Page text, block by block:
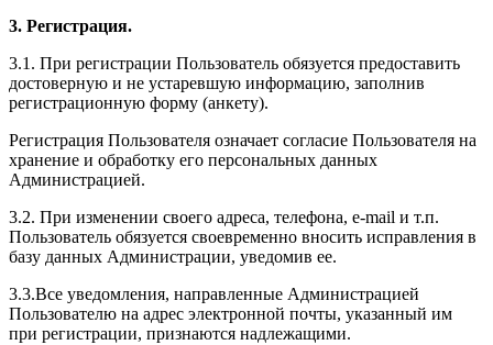
3. Регистрация.
3.1. При регистрации Пользователь обязуется предоставить
достоверную и не устаревшую информацию, заполнив
регистрационную форму (анкету).
Регистрация Пользователя означает согласие Пользователя на
хранение и обработку его персональных данных
Администрацией.
3.2. При изменении своего адреса, телефона, e-mail и т.п.
Пользователь обязуется своевременно вносить исправления в
базу данных Администрации, уведомив ее.
3.3.Все уведомления, направленные Администрацией
Пользователю на адрес электронной почты, указанный им
при регистрации, признаются надлежащими.